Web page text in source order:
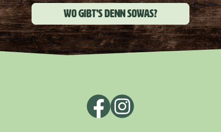
Wo gibt’s denn sowas?